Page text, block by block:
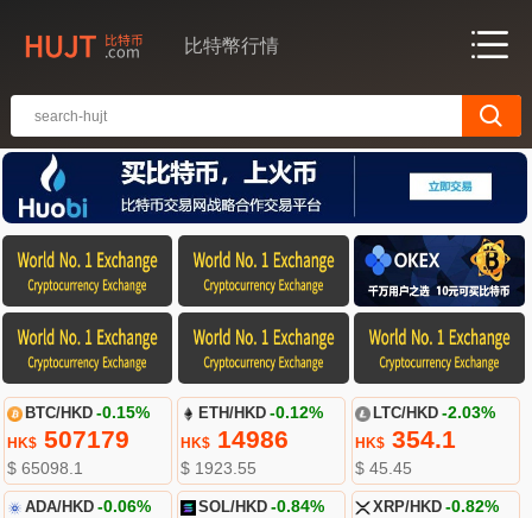
比特幣行情
BTC/HKD -0.15%
HK$507179
$ 65098.1
ETH/HKD -0.12%
HK$ 14986
$ 1923.55
LTC/HKD -2.03%
HK$354.1
$ 45.45
ADA/HKD -0.06% SOL/HKD -0.84% XRP/HKD -0.82%